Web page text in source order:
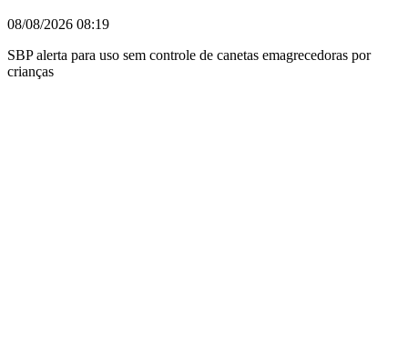
08/08/2026 08:19
SBP alerta para uso sem controle de canetas emagrecedoras por
crianças